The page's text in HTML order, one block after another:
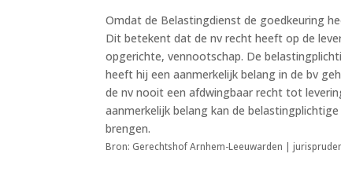
Omdat de Belastingdienst de goedkeuring
Dit betekent dat de nv recht heeft op de
opgerichte, vennootschap. De
heeft hij een aanmerkelijk belang in de bv
de nv nooit een afdwingbaar recht tot
aanmerkelijk belang kan de
brengen.
Bron: Gerechtshof Arnhem-Leeuwarden |